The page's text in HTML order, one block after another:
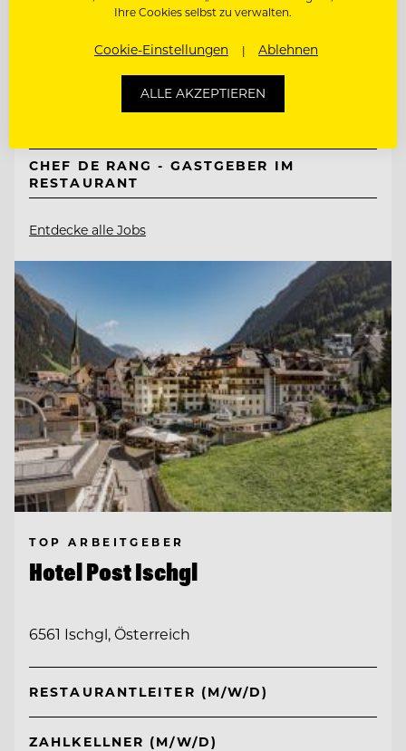
CHEF DE RANG - GASTGEBER IM
RESTAURANT
Entdecke alle Jobs
TOP ARBEITGEBER
Hotel Post Ischgl
6561 Ischgl, Österreich
RESTAURANTLEITER (M/W/D)
ZAHLKELLNER (M/W/D)
Ihre Cookies selbst zu verwalten.
Cookie-Einstellungen Ablehnen
ALLE AKZEPTIEREN